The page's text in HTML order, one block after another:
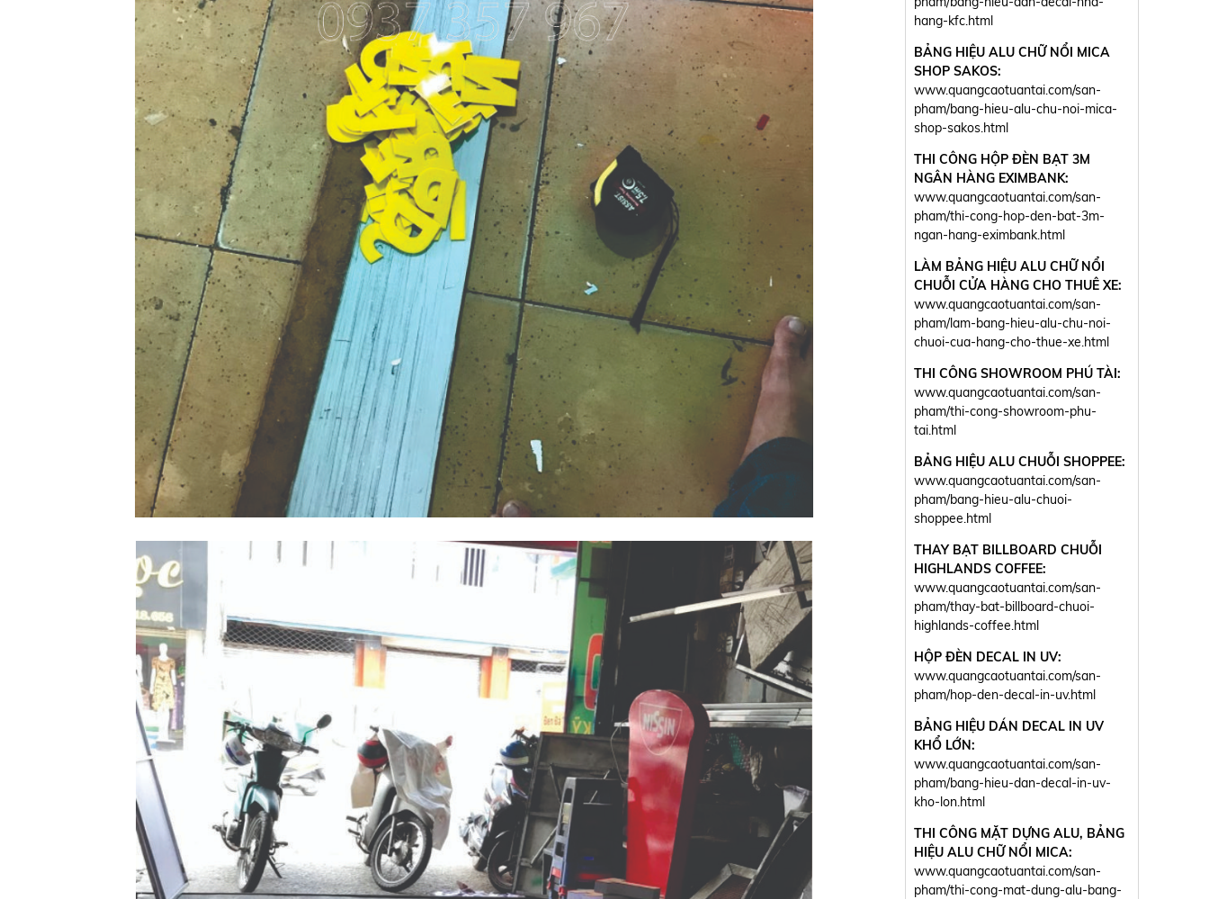
hang-kfc.html
BẢNG HIỆU ALU CHỮ NỔI MICA
SHOP SAKOS:
www.quangcaotuantai.com/san-
pham/bang-hieu-alu-chu-noi-mica-
shop-sakos.html
THI CÔNG HỘP ĐÈN BẠT 3M
NGÂN HÀNG EXIMBANK:
www.quangcaotuantai.com/san-
pham/thi-cong-hop-den-bat-3m-
ngan-hang-eximbank.html
LÀM BẢNG HIỆU ALU CHỮ NỔI
CHUỖI CỬA HÀNG CHO THUÊ XE:
www.quangcaotuantai.com/san-
pham/lam-bang-hieu-alu-chu-noi-
chuoi-cua-hang-cho-thue-xe.html
THI CÔNG SHOWROOM PHÚ TÀI:
www.quangcaotuantai.com/san-
pham/thi-cong-showroom-phu-
tai.html
BẢNG HIỆU ALU CHUỖI SHOPPEE:
www.quangcaotuantai.com/san-
pham/bang-hieu-alu-chuoi-
shoppee.html
THAY BẠT BILLBOARD CHUỖI
HIGHLANDS COFFEE:
www.quangcaotuantai.com/san-
pham/thay-bat-billboard-chuoi-
highlands-coffee.html
HỘP ĐÈN DECAL IN UV:
www.quangcaotuantai.com/san-
pham/hop-den-decal-in-uv.html
BẢNG HIỆU DÁN DECAL IN UV
KHỔ LỚN:
www.quangcaotuantai.com/san-
pham/bang-hieu-dan-decal-in-uv-
kho-lon.html
THI CÔNG MẶT DỰNG ALU, BẢNG
HIỆU ALU CHỮ NỔI MICA:
www.quangcaotuantai.com/san-
pham/thi-cong-mat-dung-alu-bang-